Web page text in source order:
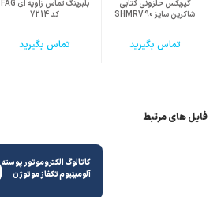
تماس باشید.
گیربکس حلزونی کتابی
شاکرین سایز 90 SHMRV
تماس بگیرید
بلبرینگ تماس زاویه ای FAG
کد 7214
تماس بگیرید
فایل های مرتبط
کاتالوگ الکتروموتور پوسته
آلومینیوم تکفاز موتوژن